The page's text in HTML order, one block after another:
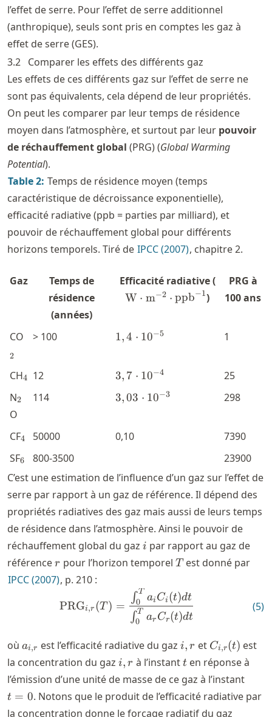
l’effet de serre. Pour l’effet de serre additionnel
(anthropique), seuls sont pris en comptes les gaz à
effet de serre (GES).
3.2 Comparer les effets des différents gaz
Les effets de ces différents gaz sur l’effet de serre ne
sont pas équivalents, cela dépend de leur propriétés.
On peut les comparer par leur temps de résidence
moyen dans l’atmosphère, et surtout par leur pouvoir
de réchauffement global (PRG) (Global Warming
Potential).
Table2: Temps de résidence moyen (temps
caractéristique de décroissance exponentielle),
efficacité radiative (ppb = parties par milliard), et
pouvoir de réchauffement global pour différents
horizons temporels. Tiré de IPCC (2007), chapitre 2.
Gaz
Temps de
résidence
(années)
Efficacité radiative (
W ⋅ m−2 ⋅ ppb−1)
PRG à
100 ans
CO _2
2
> 100
1,4\cdot
1,4 ⋅ 10−5 1
CH_4
4 12
3,7\cdot
3, 7 ⋅ 10−4
25
N_2
2
O
114
3,03\cdot
3,03 ⋅ 10−3 298
CF_4
4 50000 0,10
7390
SF_6
6 800-3500
23900
C’est une estimation de l’influence d’un gaz sur l’effet de
serre par rapport à un gaz de référence. Il dépend des
propriétés radiatives des gaz mais aussi de leurs temps
de résidence dans l’atmosphère. Ainsi le pouvoir de
réchauffement global du gaz i
i par rapport au gaz de
référencer
r pour l’horizon temporel T
T est donné par
IPCC (2007), p. 210 :
\text{PRG}_{i,r}(T) =
PRGi,r (T) =
∫0
T
ar Cr(t)dt
∫0
T
ai Ci (t)dt
(5)
où a_{i,r}
ai,r est l’efficacité radiative du gaz {i,r}
i, r et C_{i,r}
(t)
Ci,r(t) est
la concentration du gaz {i,r}
i, r à l’instantt
t en réponse à
l’émission d’une unité de masse de ce gaz à l’instant
t = 0. Notons que le produit de l’efficacité radiative par
la concentration donne le forçage radiatif du gaz